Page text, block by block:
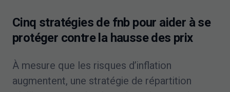
Cinq stratégies de fnb pour aider à se
protéger contre la hausse des prix
À mesure que les risques d’inflation
augmentent, une stratégie de répartition